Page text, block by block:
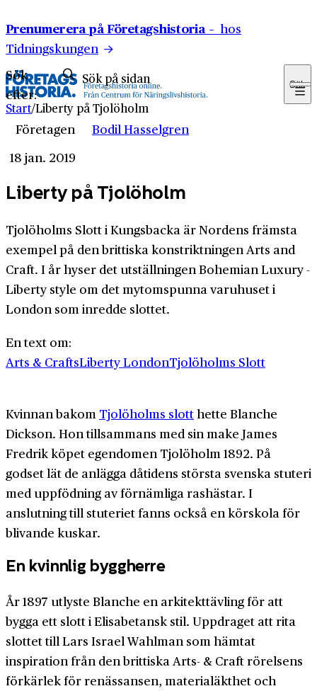
Prenumerera på Företagshistoria – hos
Tidningskungen
Sök
efter:
Sök
Start/Liberty på Tjolöholm
Företagen
Bodil Hasselgren
18 jan. 2019
Liberty på Tjolöholm
Tjolöholms Slott i Kungsbacka är Nordens främsta
exempel på den brittiska konstriktningen Arts and
Craft. I år hyser det utställningen Bohemian Luxury -
Liberty style om det mytomspunna varuhuset i
London som inredde slottet.
En text om:
Arts & CraftsLiberty LondonTjolöholms Slott
Kvinnan bakom Tjolöholms slotthette Blanche
Dickson. Hon tillsammans med sin make James
Fredrik köpet egendomen Tjolöholm 1892. På
godset lät de anlägga dåtidens största svenska stuteri
med uppfödning av förnämliga rashästar. I
anslutning till stuteriet fanns också en körskola för
blivande kuskar.
En kvinnlig byggherre
År 1897 utlyste Blanche en arkitekttävling för att
bygga ett slott i Elisabetansk stil. Uppdraget att rita
slottet till Lars Israel Wahlman som hämtat
inspiration från den brittiska Arts- & Craft rörelsens
förkärlek för renässansen, materialäkthet och